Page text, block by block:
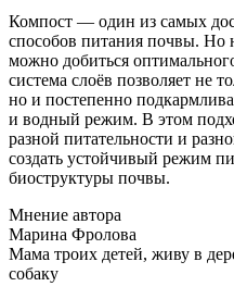
Компост — один из самых
способов питания почвы. Но
можно добиться
система слоёв позволяет не
но и постепенно
и водный режим. В этом
разной питательности и
создать устойчивый режим
биоструктуры почвы.
Мнение автора
Марина Фролова
Мама троих детей, живу в
собаку